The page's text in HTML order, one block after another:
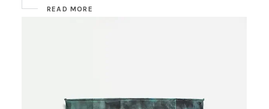
READ MORE